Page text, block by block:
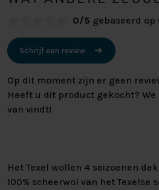
0/5 gebaseerd op
Schrijf een review
Op dit moment zijn er geen
Heeft u dit product gekocht?
van vindt!
Het Texel wollen 4 seizoenen
100% scheerwol van het Texelse